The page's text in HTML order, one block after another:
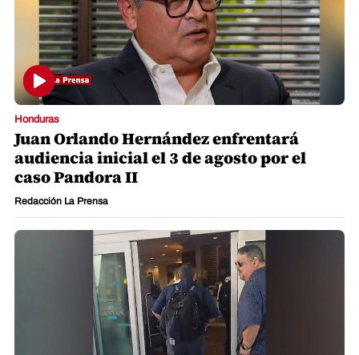
Honduras
Juan Orlando Hernández enfrentará
audiencia inicial el 3 de agosto por el
caso Pandora II
Redacción La Prensa